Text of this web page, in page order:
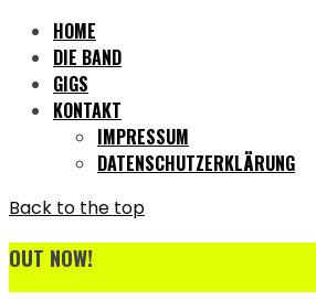
HOME
DIE BAND
GIGS
KONTAKT
IMPRESSUM
DATENSCHUTZERKLÄRUNG
Back to the top
OUT NOW!